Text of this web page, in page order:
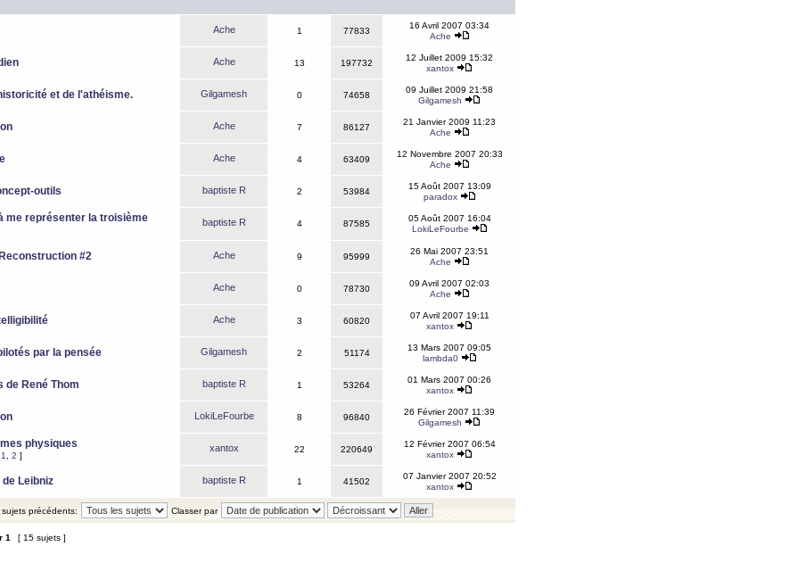
Ache 1 77833
16 Avril 2007 03:34
Ache
Ache 13 197732
12 Juillet 2009 15:32
xantox
et de l'athéisme. Gilgamesh 0 74658
09 Juillet 2009 21:58
Gilgamesh
Ache 7 86127
21 Janvier 2009 11:23
Ache
Ache 4 63409
12 Novembre 2007 20:33
Ache
outils baptiste R 2 53984
15 Août 2007 13:09
paradox
me représenter la troisième
baptiste R 4 87585
05 Août 2007 16:04
LokiLeFourbe
#2 Ache 9 95999
26 Mai 2007 23:51
Ache
Ache 0 78730
09 Avril 2007 02:03
Ache
Ache 3 60820
07 Avril 2007 19:11
xantox
par la pensée Gilgamesh 2 51174
13 Mars 2007 09:05
lambda0
de René Thom baptiste R 1 53264
01 Mars 2007 00:26
xantox
LokiLeFourbe 8 96840
26 Février 2007 11:39
Gilgamesh
physiques
1 2 ]
xantox 22 220649
12 Février 2007 06:54
xantox
Leibniz baptiste R 1 41502
07 Janvier 2007 20:52
xantox
précédents: Classer par
1 [ 15 sujets ]